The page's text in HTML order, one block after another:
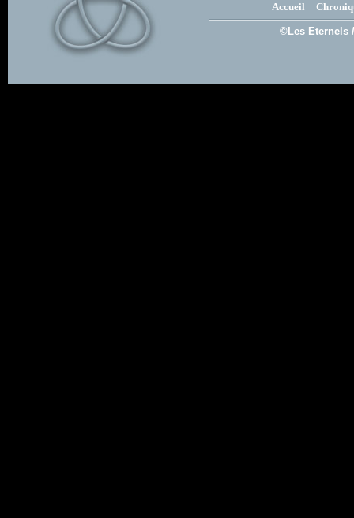
Accueil
©Les Eternels